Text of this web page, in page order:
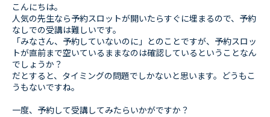
こんにちは。
人気の先生なら予約スロットが開いたらすぐに埋まるので、予約
なしでの受講は難しいです。
「みなさん、予約していないのに」とのことですが、予約スロッ
トが直前まで空いているままなのは確認しているということなん
でしょうか？
だとすると、タイミングの問題でしかないと思います。どうもこ
うもないですね。
一度、予約して受講してみたらいかがですか？